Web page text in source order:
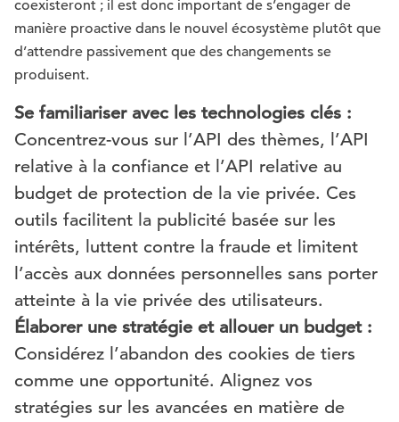
coexisteront ; il est donc important de s’engager de
manière proactive dans le nouvel écosystème plutôt que
d’attendre passivement que des changements se
produisent.
Se familiariser avec les technologies clés :
Concentrez-vous sur l’API des thèmes, l’API
relative à la confiance et l’API relative au
budget de protection de la vie privée. Ces
outils facilitent la publicité basée sur les
intérêts, luttent contre la fraude et limitent
l’accès aux données personnelles sans porter
atteinte à la vie privée des utilisateurs.
Élaborer une stratégie et allouer un budget :
Considérez l’abandon des cookies de tiers
comme une opportunité. Alignez vos
stratégies sur les avancées en matière de